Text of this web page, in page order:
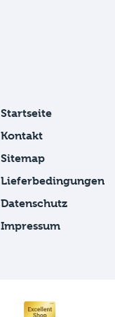
Startseite
Kontakt
Sitemap
Lieferbedingungen
Datenschutz
Impressum